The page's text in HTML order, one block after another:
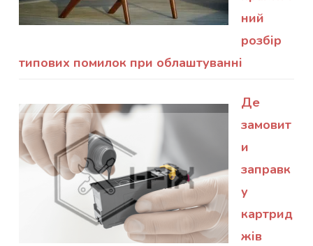
ний
розбір
типових помилок при облаштуванні
Де
замовит
и
заправк
у
картрид
жів